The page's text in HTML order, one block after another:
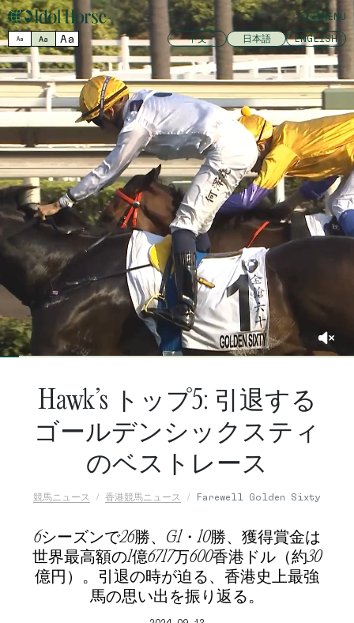
MENU
Aa Aa Aa 中文 日本語 ENGLISH
Hawk’s トップ5: 引退する
ゴールデンシックスティ
のベストレース
競馬ニュース 香港競馬ニュース Farewell Golden Sixty
6シーズンで26勝、G1・10勝、獲得賞金は
世界最高額の1億6717万600香港ドル（約30
億円）。引退の時が迫る、香港史上最強
馬の思い出を振り返る。